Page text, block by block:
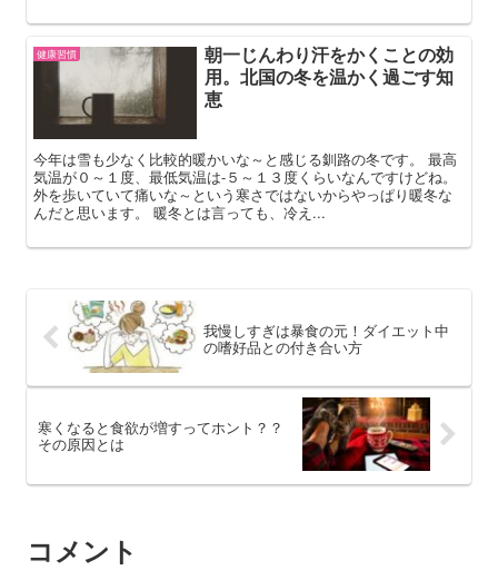
健康習慣
朝一じんわり汗をかくことの効
用。北国の冬を温かく過ごす知
恵
今年は雪も少なく比較的暖かいな～と感じる釧路の冬です。 最高
気温が０～１度、最低気温は‐５～１３度くらいなんですけどね。
外を歩いていて痛いな～という寒さではないからやっぱり暖冬な
んだと思います。 暖冬とは言っても、冷え...
我慢しすぎは暴食の元！ダイエット中
の嗜好品との付き合い方
寒くなると食欲が増すってホント？？
その原因とは
コメント